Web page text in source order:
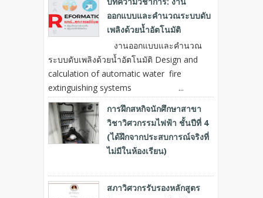
ออกแบบและคำนวณระบบดับ
เพลิงด้วยน้ำอัตโนมัติ
งานออกแบบและคำนวณ
ระบบดับเพลิงด้วยน้ำอัตโนมัติ Design and
calculation of automatic water fire
extinguishing systems ...
การฝึกสหกิจนักศึกษาสาขา
วิชาวิศวกรรมไฟฟ้า ชั้นปีที่ 4
(ได้ฝึกจากประสบการณ์จริงที่
ไม่มีในห้องเรียน)
สภาวิศวกรรับรองหลักสูตร